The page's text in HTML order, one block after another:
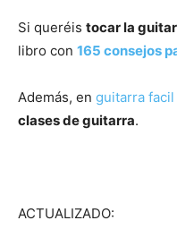
Si queréis tocar la
libro con 165 consejos
Además, en guitarra facil
clases de guitarra.
ACTUALIZADO: